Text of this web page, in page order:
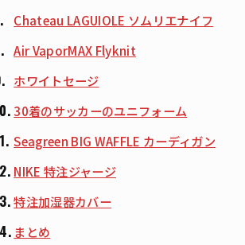
Chateau LAGUIOLE ソムリエナイフ
Air VaporMAX Flyknit
ホワイトセージ
30着のサッカーのユニフォーム
Seagreen BIG WAFFLE カーディガン
NIKE 特注ジャージ
特注加湿器カバー
まとめ